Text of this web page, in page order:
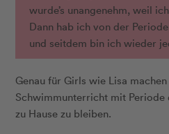
wurde’s unangenehm, weil
Dann hab ich von der
und seitdem bin ich wieder
Genau für Girls wie Lisa
Schwimmunterricht mit Periode
zu Hause zu bleiben.